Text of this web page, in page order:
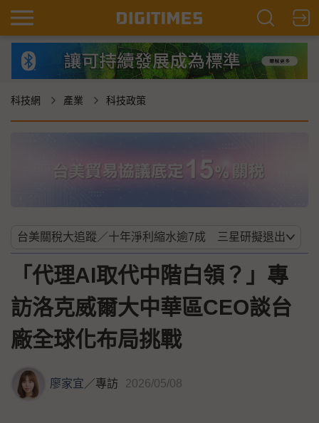
科技網 產業 科技政策
「代理AI取代中階白領？」專
訪洛克威爾大中華區CEO談台
廠全球化布局挑戰
廖家宜 ／專訪 2026/05/08